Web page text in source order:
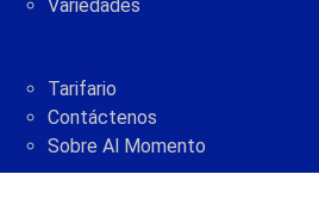
Variedades
Tarifario
Contáctenos
Sobre Al Momento